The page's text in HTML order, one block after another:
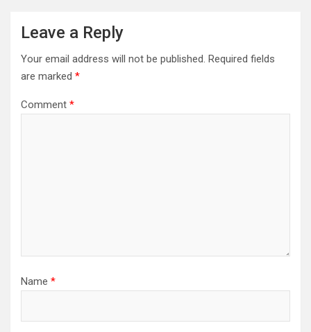
Leave a Reply
Your email address will not be published. Required fields
are marked *
Comment *
Name *